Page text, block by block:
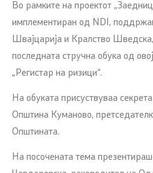
Во рамките на проектот
имплементиран од NDI,
Швајцарија и Кралство
последната стручна обука од
„Регистар на ризици“.
На обуката присуствуваа
Општина Куманово,
Општината.
На посочената тема